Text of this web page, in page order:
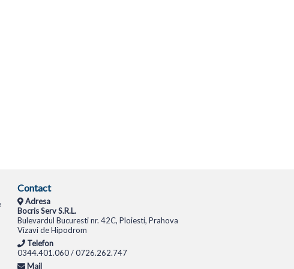
Contact
Adresa
Bocris Serv S.R.L.
Bulevardul Bucuresti nr. 42C, Ploiesti, Prahova
Vizavi de Hipodrom
Telefon
0344.401.060 / 0726.262.747
Mail